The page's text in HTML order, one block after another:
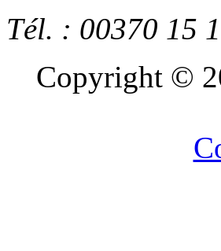
Tél. : 00370 15
Copyright ©